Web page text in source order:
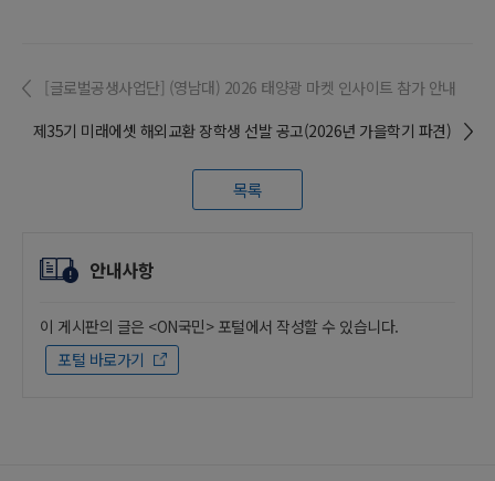
[글로벌공생사업단] (영남대) 2026 태양광 마켓 인사이트 참가 안내
제35기 미래에셋 해외교환 장학생 선발 공고(2026년 가을학기 파견)
목록
안내사항
이 게시판의 글은 <ON국민> 포털에서 작성할 수 있습니다.
포털 바로가기